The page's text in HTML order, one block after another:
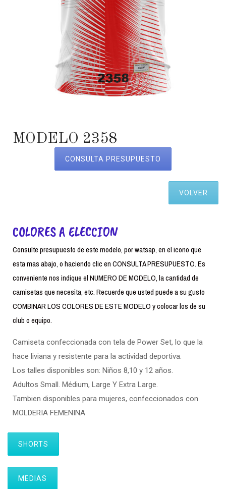
MODELO 2358
CONSULTA PRESUPUESTO
VOLVER
COLORES A ELECCION
Consulte presupuesto de este modelo, por watsap, en el icono que
esta mas abajo, o haciendo clic en CONSULTA PRESUPUESTO. Es
conveniente nos indique el NUMERO DE MODELO, la cantidad de
camisetas que necesita, etc. Recuerde que usted puede a su gusto
COMBINAR LOS COLORES DE ESTE MODELO y colocar los de su
club o equipo.
Camiseta confeccionada con tela de Power Set, lo que la
hace liviana y resistente para la actividad deportiva.
Los talles disponibles son: Niños 8,10 y 12 años.
Adultos Small. Médium, Large Y Extra Large.
Tambien disponibles para mujeres, confeccionados con
MOLDERIA FEMENINA
SHORTS
MEDIAS